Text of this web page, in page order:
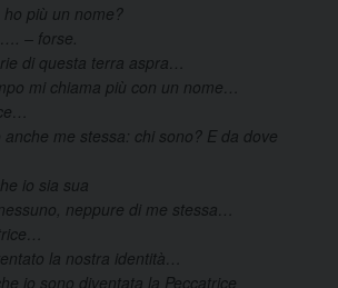
più un nome?
– forse.
di questa terra aspra…
mi chiama più con un nome…
me stessa: chi sono? E da dove
io sia sua
neppure di me stessa…
la nostra identità…
io sono diventata la Peccatrice